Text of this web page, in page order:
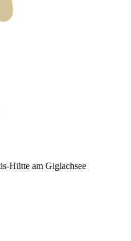
Hütte am Giglachsee